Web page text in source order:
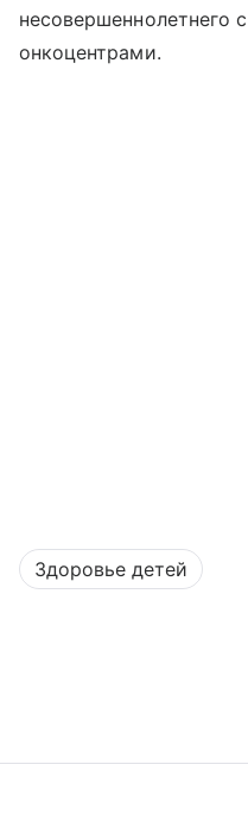
несовершеннолетнего
онкоцентрами.
Здоровье детей